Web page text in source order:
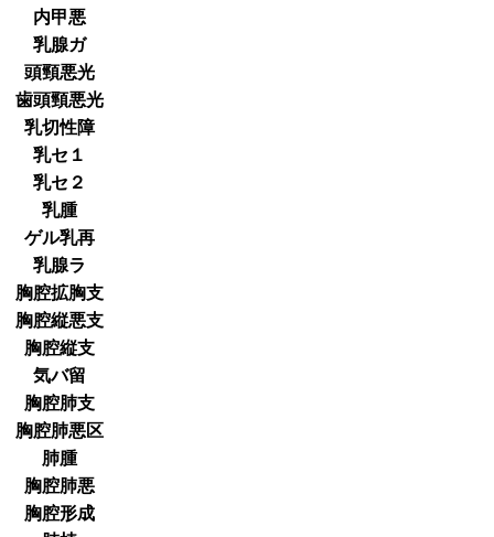
内甲悪
乳腺ガ
頭頸悪光
歯頭頸悪光
乳切性障
乳セ１
乳セ２
乳腫
ゲル乳再
乳腺ラ
胸腔拡胸支
胸腔縦悪支
胸腔縦支
気バ留
胸腔肺支
胸腔肺悪区
肺腫
胸腔肺悪
胸腔形成